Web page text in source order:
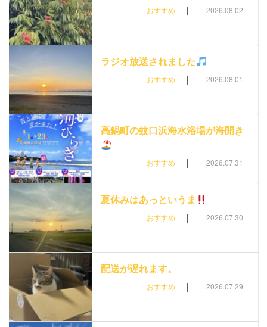
おすすめ | 2026.08.02
ラジオ放送されました
おすすめ | 2026.08.01
高鍋町の蚊口浜海水浴場が海開き
おすすめ | 2026.07.31
夏休みはあっというま
おすすめ | 2026.07.30
配送が遅れます。
おすすめ | 2026.07.29